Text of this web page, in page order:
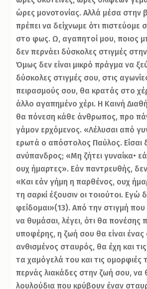
ώρες μονοτονίας. Αλλά μέσα στην
πρέπει να δείχνωμε ότι πιστεύομε
στο φως. Ω, αγαπητοί μου, ποιος
δεν περνάει δύσκολες στιγμές
Όμως δεν είναι μικρό πράγμα να
δύσκολες στιγμές σου, στις
πειρασμούς σου, θα κρατάς στο
άλλο αγαπημένο χέρι. Η Καινή
θα πόνεση κάθε άνθρωπος, προ
γάμον ερχόμενος. «Λέλυσαι από
ερωτά ο απόστολος Παύλος. Είσαι
ανύπανδρος; «Μη ζήτει γυναίκα•
ουχ ήμαρτες». Εάν παντρευθής, δεν
«Και εάν γήμη η παρθένος, ουχ
τη σαρκί έξουσιν οι τοιούτοι. Εγώ
φείδομαι»(13). Από την στιγμή που
να θυμάσαι, λέγει, ότι θα πονέσης
υποφέρης, η ζωή σου θα είναι
ανθισμένος σταυρός, θα έχη και
τα χαμόγελά του και τις ομορφιές
περνάς λιακάδες στην ζωή σου, να
λουλούδια που κρύβουν έναν